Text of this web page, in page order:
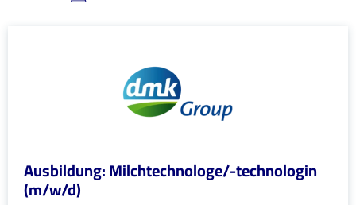
Ausbildung: Milchtechnologe/-technologin
(m/w/d)